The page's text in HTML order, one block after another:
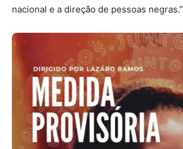
nacional e a direção de pessoas negras.”